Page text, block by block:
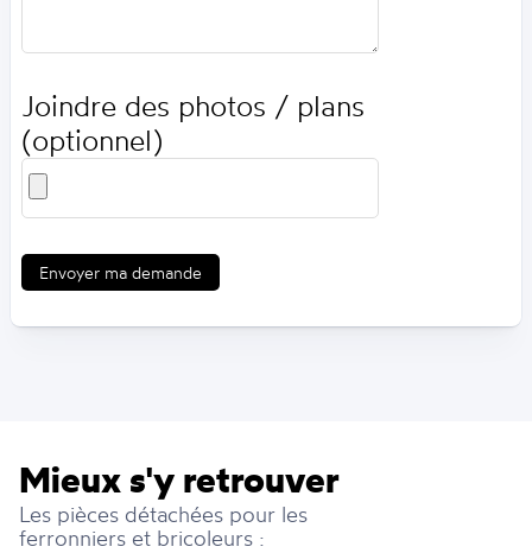
Joindre des photos / plans
(optionnel)
Envoyer ma demande
Mieux s'y retrouver
Les pièces détachées pour les
ferronniers et bricoleurs :